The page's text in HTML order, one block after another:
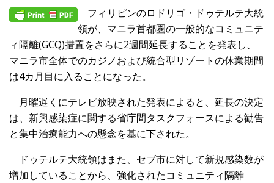
フィリピンのロドリゴ・ドゥテルテ大統
領が、マニラ首都圏の一般的なコミュニテ
ィ隔離(GCQ)措置をさらに2週間延長することを発表し、
マニラ市全体でのカジノおよび統合型リゾートの休業期間
は4カ月目に入ることになった。
月曜遅くにテレビ放映された発表によると、延長の決定
は、新興感染症に関する省庁間タスクフォースによる勧告
と集中治療能力への懸念を基に下された。
ドゥテルテ大統領はまた、セブ市に対して新規感染数が
増加していることから、強化されたコミュニティ隔離